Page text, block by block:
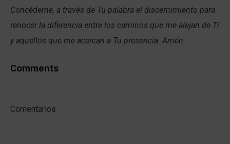
Concédeme, a través de Tu palabra el discernimiento para
renocer la diferencia entre los caminos que me alejan de Ti
y aquellos que me acercan a Tu presencia. Amén.
Comments
Comentarios